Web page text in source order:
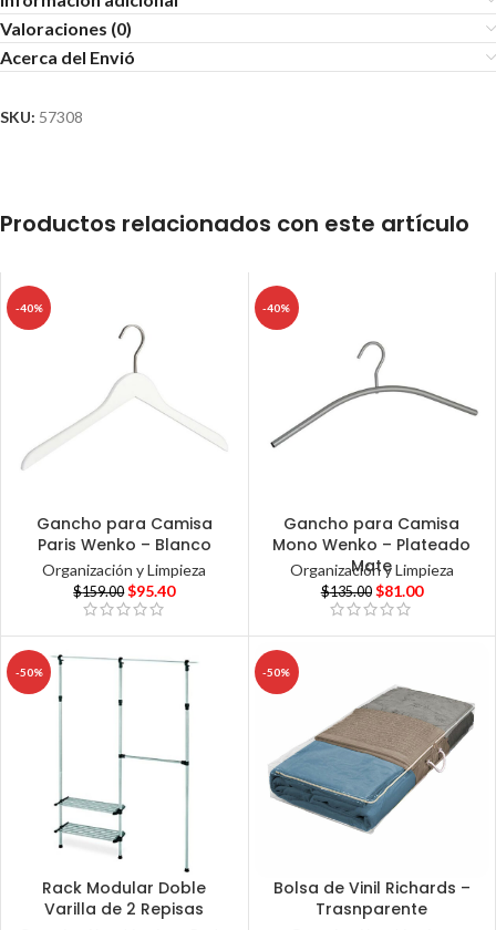
Valoraciones (0)
Acerca del Envió
SKU: 57308
Productos relacionados con este artículo
-40%
Gancho para Camisa
Paris Wenko – Blanco
Organización y Limpieza
$159.00 $95.40
-40%
Gancho para Camisa
Mono Wenko – Plateado
Mate
Organización y Limpieza
$135.00 $81.00
-50%
Rack Modular Doble
Varilla de 2 Repisas
-50%
Bolsa de Vinil Richards –
Trasnparente